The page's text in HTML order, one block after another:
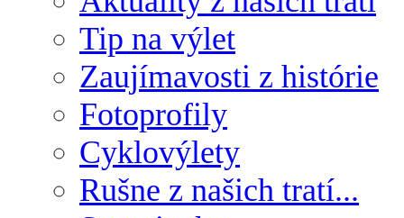
Tip na výlet
Zaujímavosti z histórie
Fotoprofily
Cyklovýlety
Rušne z našich tratí...